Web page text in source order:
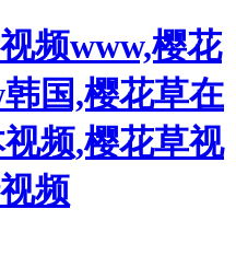
频www,樱花
国,樱花草在
频,樱花草视
频